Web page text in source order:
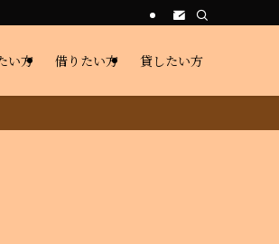
い方 借りたい方 貸したい方